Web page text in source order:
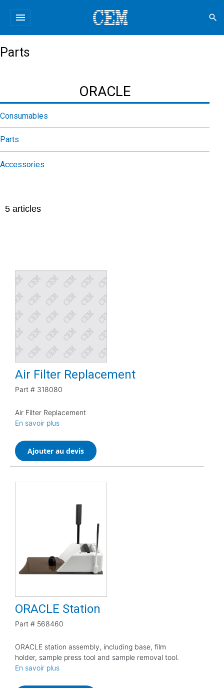
menu search
Parts
5 articles
Air Filter Replacement
Part # 318080
Air Filter Replacement
En savoir plus
Ajouter au devis
ORACLE Station
Part # 568460
ORACLE station assembly, including base, film
holder, sample press tool and sample removal tool.
En savoir plus
ORACLE
Consumables
Parts
Accessories